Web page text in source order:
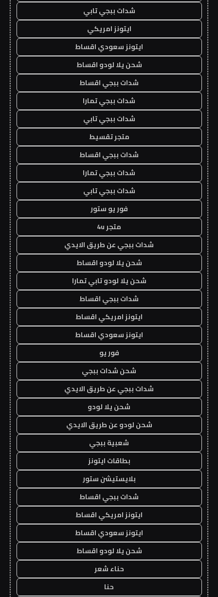
شدات ببجي تابي
ايتونز امريكي
ايتونز سعودي اقساط
شحن يلا لودو اقساط
شدات ببجي اقساط
شدات ببجي تمارا
شدات ببجي تابي
متجر تقسيط
شدات ببجي اقساط
شدات ببجي تمارا
شدات ببجي تابي
فور يو ستور
متجر 4u
شدات ببجي عن طريق الايدي
شحن يلا لودو اقساط
شحن يلا لودو تابي تمارا
شدات ببجي اقساط
ايتونز امريكي اقساط
ايتونز سعودي اقساط
فور يو
شحن شدات ببجي
شدات ببجي عن طريق الايدي
شحن يلا لودو
شحن لودو عن طريق الايدي
شعبية ببجي
بطاقات ايتونز
بلايستيشن ستور
شدات ببجي اقساط
ايتونز امريكي اقساط
ايتونز سعودي اقساط
شحن يلا لودو اقساط
حناء شعر
حنا